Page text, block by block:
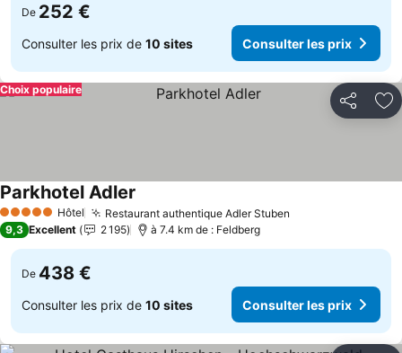
De 252 €
Consulter les prix de 10 sites Consulter les prix
Partager
Choix populaire
5 Étoiles Hôtel Restaurant authentique Adler Stuben
Parkhotel Adler
9,3 Excellent 2 195 à 7.4 km de : Feldberg
De 438 €
Consulter les prix de 10 sites Consulter les prix